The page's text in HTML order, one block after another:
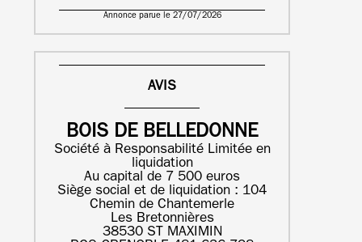
Annonce parue le 27/07/2026
AVIS
BOIS DE BELLEDONNE
Société à Responsabilité Limitée en
liquidation
Au capital de 7 500 euros
Siège social et de liquidation : 104
Chemin de Chantemerle
Les Bretonnières
38530 ST MAXIMIN